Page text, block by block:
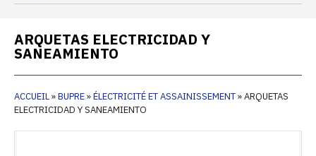
ARQUETAS ELECTRICIDAD Y
SANEAMIENTO
ACCUEIL»BUPRE»ÉLECTRICITÉ ET ASSAINISSEMENT»ARQUETAS
ELECTRICIDAD Y SANEAMIENTO